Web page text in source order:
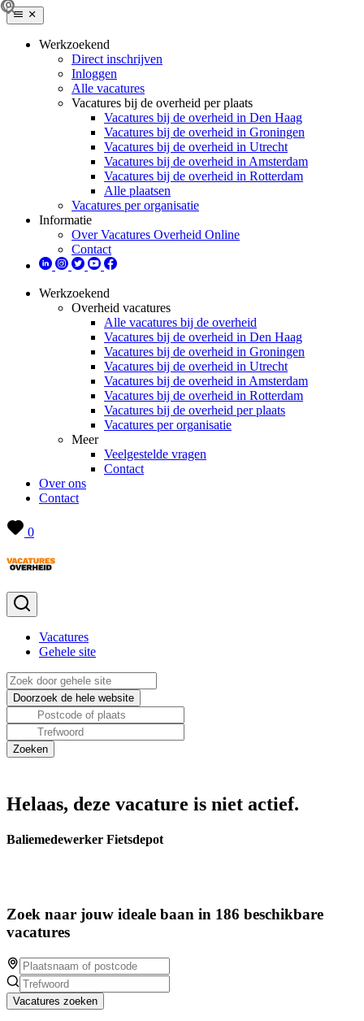
Werkzoekend
Direct inschrijven
Inloggen
Alle vacatures
Vacatures bij de overheid per plaats
Vacatures bij de overheid in Den Haag
Vacatures bij de overheid in Groningen
Vacatures bij de overheid in Utrecht
Vacatures bij de overheid in Amsterdam
Vacatures bij de overheid in Rotterdam
Alle plaatsen
Vacatures per organisatie
Informatie
Over Vacatures Overheid Online
Contact
Werkzoekend
Overheid vacatures
Alle vacatures bij de overheid
Vacatures bij de overheid in Den Haag
Vacatures bij de overheid in Groningen
Vacatures bij de overheid in Utrecht
Vacatures bij de overheid in Amsterdam
Vacatures bij de overheid in Rotterdam
Vacatures bij de overheid per plaats
Vacatures per organisatie
Meer
Veelgestelde vragen
Contact
Over ons
Contact
0
Vacatures
Gehele site
Helaas, deze vacature is niet actief.
Baliemedewerker Fietsdepot
Zoek naar jouw ideale baan in 186 beschikbare
vacatures
Vacatures zoeken